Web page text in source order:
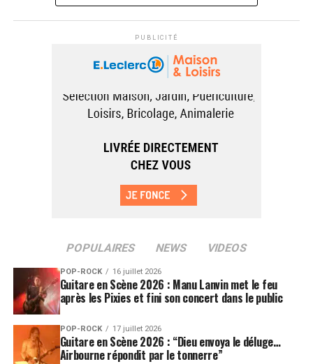
PUBLICITÉ
POPULAIRES NEWS VIDEOS
POP-ROCK 16 juillet 2026
Guitare en Scène 2026 : Manu Lanvin met le feu
après les Pixies et fini son concert dans le public
POP-ROCK 17 juillet 2026
Guitare en Scène 2026 : “Dieu envoya le déluge…
Airbourne répondit par le tonnerre”